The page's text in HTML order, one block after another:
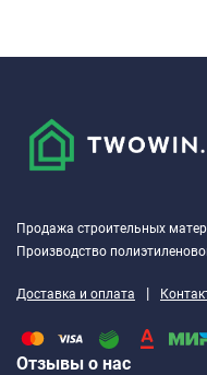
Продажа строительных
Производство
Доставка и оплата |
Отзывы о нас